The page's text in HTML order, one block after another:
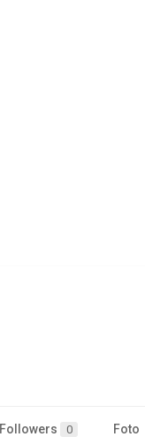
Followers 0 Foto